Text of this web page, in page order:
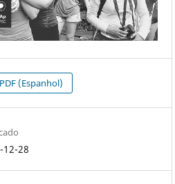
PDF (Espanhol)
12-28